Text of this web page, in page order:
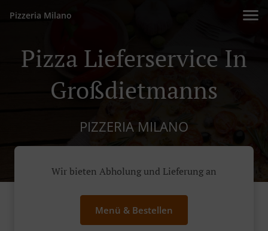
Pizzeria Milano
Pizza Lieferservice In
Großdietmanns
PIZZERIA MILANO
Wir bieten Abholung und Lieferung an
Menü & Bestellen